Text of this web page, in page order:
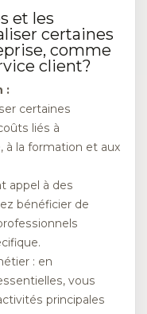
et les
certaines
comme
client?
:
certaines
liés à
à la formation et aux
appel à des
bénéficier de
: en
vous
principales